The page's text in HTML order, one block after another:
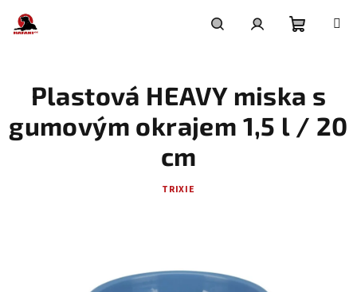
obsah
košík
Plastová HEAVY miska s
gumovým okrajem 1,5 l / 20
cm
TRIXIE